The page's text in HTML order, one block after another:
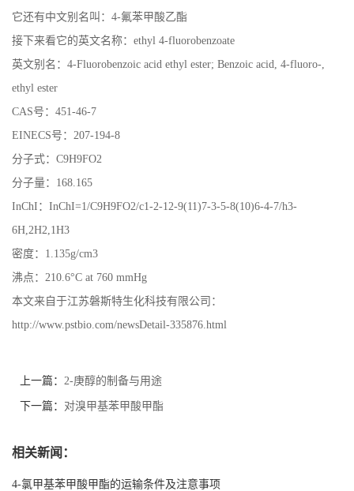
它还有中文别名叫：4-氟苯甲酸乙酯
接下来看它的英文名称：ethyl 4-fluorobenzoate
英文别名：4-Fluorobenzoic acid ethyl ester; Benzoic acid, 4-fluoro-,
ethyl ester
CAS号：451-46-7
EINECS号：207-194-8
分子式：C9H9FO2
分子量：168.165
InChI：InChI=1/C9H9FO2/c1-2-12-9(11)7-3-5-8(10)6-4-7/h3-
6H,2H2,1H3
密度：1.135g/cm3
沸点：210.6°C at 760 mmHg
本文来自于江苏磐斯特生化科技有限公司：
http://www.pstbio.com/newsDetail-335876.html
上一篇： 2-庚醇的制备与用途
下一篇： 对溴甲基苯甲酸甲酯
相关新闻：
4-氯甲基苯甲酸甲酯的运输条件及注意事项